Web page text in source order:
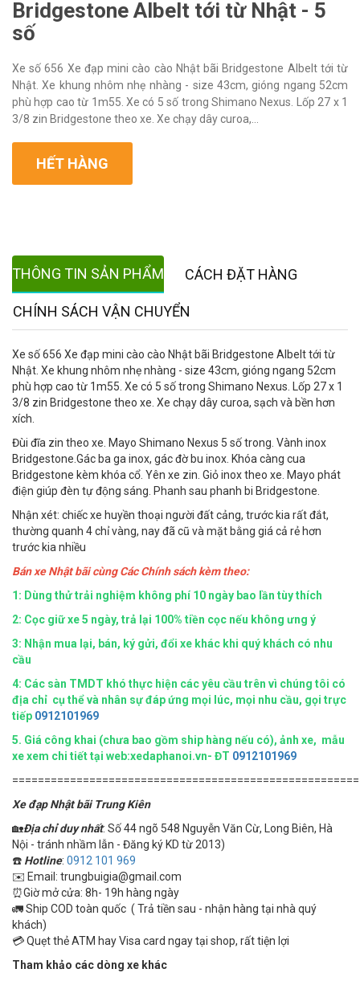
Bridgestone Albelt tới từ Nhật - 5
số
Xe số 656 Xe đạp mini cào cào Nhật bãi Bridgestone Albelt tới từ
Nhật. Xe khung nhôm nhẹ nhàng - size 43cm, gióng ngang 52cm
phù hợp cao từ 1m55. Xe có 5 số trong Shimano Nexus. Lốp 27 x 1
3/8 zin Bridgestone theo xe. Xe chạy dây curoa,...
HẾT HÀNG
THÔNG TIN SẢN PHẨM CÁCH ĐẶT HÀNG
CHÍNH SÁCH VẬN CHUYỂN
Xe số 656 Xe đạp mini cào cào Nhật bãi Bridgestone Albelt tới từ
Nhật. Xe khung nhôm nhẹ nhàng - size 43cm, gióng ngang 52cm
phù hợp cao từ 1m55. Xe có 5 số trong Shimano Nexus. Lốp 27 x 1
3/8 zin Bridgestone theo xe. Xe chạy dây curoa, sạch và bền hơn
xích.
Đùi đĩa zin theo xe. Mayo Shimano Nexus 5 số trong. Vành inox
Bridgestone.Gác ba ga inox, gác đờ bu inox. Khóa càng cua
Bridgestone kèm khóa cổ. Yên xe zin. Giỏ inox theo xe. Mayo phát
điện giúp đèn tự động sáng. Phanh sau phanh bi Bridgestone.
Nhận xét: chiếc xe huyền thoại người đất cảng, trước kia rất đắt,
thường quanh 4 chỉ vàng, nay đã cũ và mặt bằng giá cả rẻ hơn
trước kia nhiều
Bán xe Nhật bãi cùng Các Chính sách kèm theo:
1: Dùng thử trải nghiệm không phí 10 ngày bao lần tùy thích
2: Cọc giữ xe 5 ngày, trả lại 100% tiền cọc nếu không ưng ý
3: Nhận mua lại, bán, ký gửi, đổi xe khác khi quý khách có nhu
cầu
4: Các sàn TMDT khó thực hiện các yêu cầu trên vì chúng tôi có
địa chỉ cụ thể và nhân sự đáp ứng mọi lúc, mọi nhu cầu, gọi trực
tiếp 0912101969
5. Giá công khai (chưa bao gồm ship hàng nếu có), ảnh xe, mẫu
xe xem chi tiết tại web:xedaphanoi.vn- ĐT 0912101969
Xe đạp Nhật bãi Trung Kiên
🏡Địa chỉ duy nhất: Số 44 ngõ 548 Nguyễn Văn Cừ, Long Biên, Hà
Nội - tránh nhầm lẫn - Đăng ký KD từ 2013)
☎️ Hotline: 0912 101 969
✉️ Email: trungbuigia@gmail.com
⏰Giờ mở cửa: 8h- 19h hàng ngày
🚛 Ship COD toàn quốc ( Trả tiền sau - nhận hàng tại nhà quý
khách)
💳 Quẹt thẻ ATM hay Visa card ngay tại shop, rất tiện lợi
Tham khảo các dòng xe khác